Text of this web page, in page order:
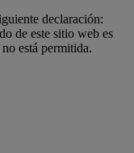
declaración:
de este sitio web es
está permitida.